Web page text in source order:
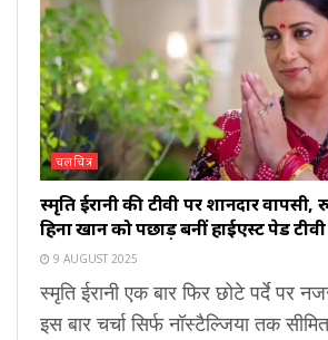
चलचित्र
स्मृति ईरानी की टीवी पर शानदार
हिना खान को पछाड़ बनीं हाईएस्ट पेड टीवी
9 AUGUST 2025
स्मृति ईरानी एक बार फिर छोटे पर्दे पर
इस बार चर्चा सिर्फ नॉस्टैल्जिया तक